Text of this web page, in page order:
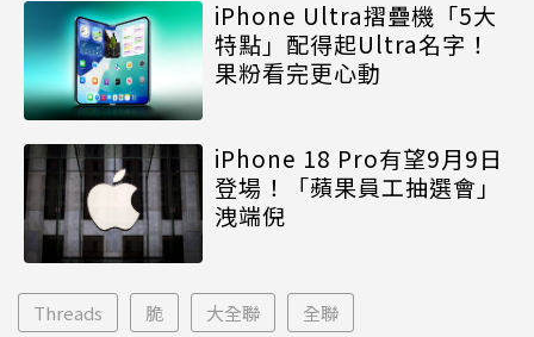
iPhone Ultra摺疊機「5大
特點」配得起Ultra名字！
果粉看完更心動
iPhone 18 Pro有望9月9日
登場！「蘋果員工抽選會」
洩端倪
Threads 脆 大全聯 全聯